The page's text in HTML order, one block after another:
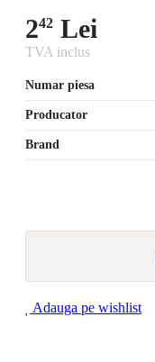
242 Lei
TVA inclus
Numar piesa
Producator
Brand
Adauga pe wishlist